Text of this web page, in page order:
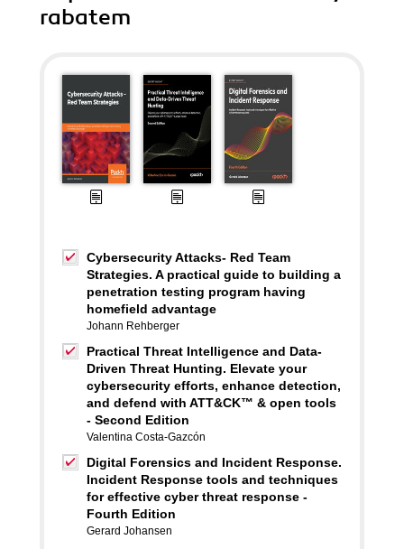
rabatem
Cybersecurity Attacks- Red Team
Strategies. A practical guide to building a
penetration testing program having
homefield advantage
Johann Rehberger
Practical Threat Intelligence and Data-
Driven Threat Hunting. Elevate your
cybersecurity efforts, enhance detection,
and defend with ATT&CK™ & open tools
- Second Edition
Valentina Costa-Gazcón
Digital Forensics and Incident Response.
Incident Response tools and techniques
for effective cyber threat response -
Fourth Edition
Gerard Johansen